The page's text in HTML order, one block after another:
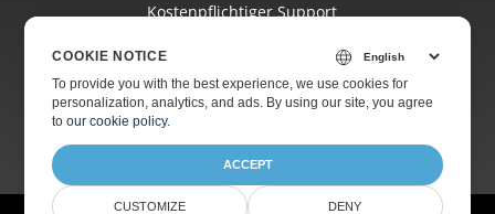
Kostenpflichtiger Support
Websites
Über
COOKIE NOTICE
To provide you with the best experience, we use cookies for
personalization, analytics, and ads. By using our site, you agree
toour cookie policy.
ACCEPT
CUSTOMIZE DENY